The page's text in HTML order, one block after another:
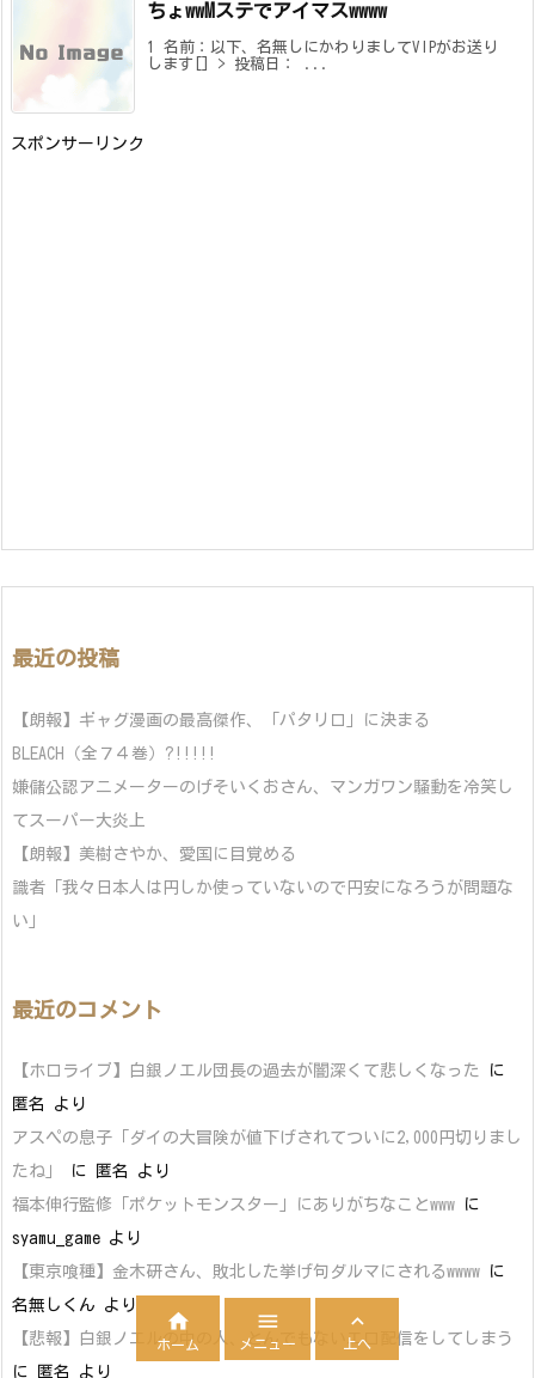
ちょwwMステでアイマスwwww
1 名前：以下、名無しにかわりましてVIPがお送り
します[] > 投稿日： ...
スポンサーリンク
最近の投稿
【朗報】ギャグ漫画の最高傑作、「パタリロ」に決まる
BLEACH（全７４巻）?!!!!!
嫌儲公認アニメーターのげそいくおさん、マンガワン騒動を冷笑し
てスーパー大炎上
【朗報】美樹さやか、愛国に目覚める
識者「我々日本人は円しか使っていないので円安になろうが問題な
い」
最近のコメント
【ホロライブ】白銀ノエル団長の過去が闇深くて悲しくなった
に
匿名
より
アスペの息子「ダイの大冒険が値下げされてついに2,000円切りまし
たね」
に 匿名
より
福本伸行監修「ポケットモンスター」にありがちなことwww に
syamu_game より
【東京喰種】金木研さん、敗北した挙げ句ダルマにされるwwww に
名無しくん より
【悲報】白銀ノエルの中の人、とんでもないエロ配信をしてしまう
に
匿名 より

ホーム

メニュー

上へ